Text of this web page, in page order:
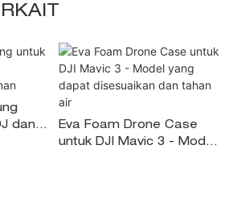
dan
Eva Foam Drone Case
untuk DJI Mavic 3 - Model